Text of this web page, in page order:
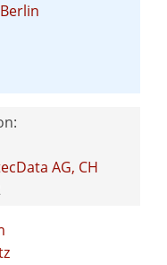
AG, CH